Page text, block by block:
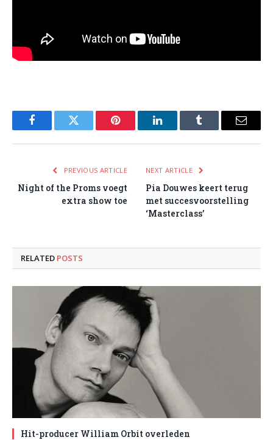
FacebookTwitter Pinterest LinkedInTumblr Email
PREVIOUS ARTICLE
Night of the Proms voegt
extra show toe
NEXT ARTICLE
Pia Douwes keert terug
met succesvoorstelling
‘Masterclass’
RELATED POSTS
Hit-producer William Orbit overleden